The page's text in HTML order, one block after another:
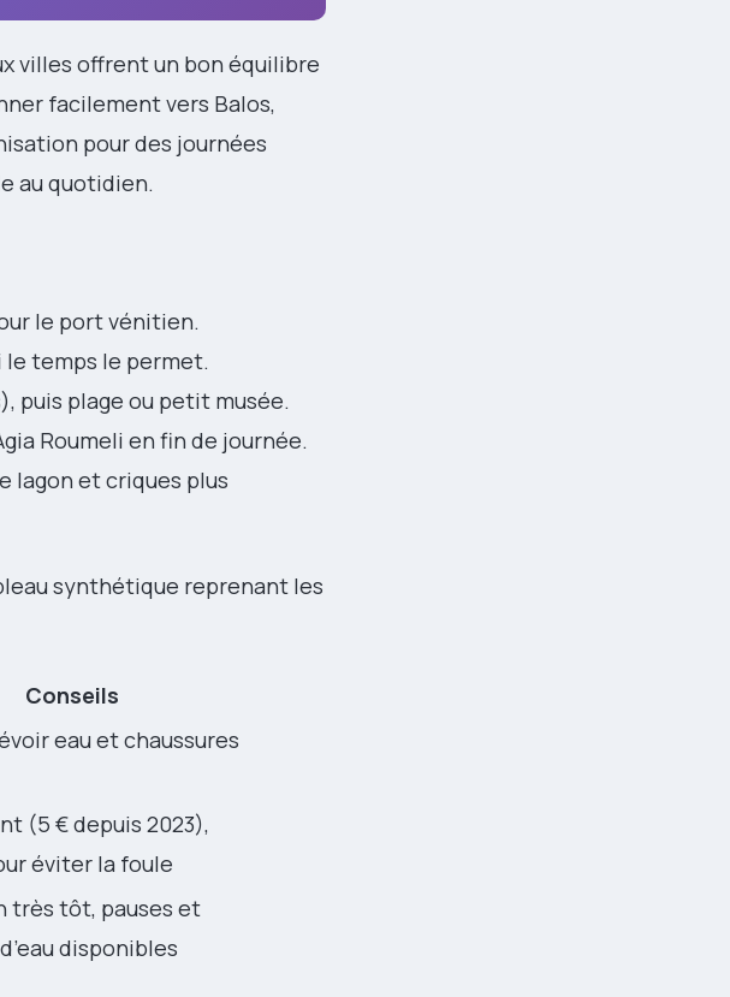
villes offrent un bon équilibre
facilement vers Balos,
pour des journées
au quotidien.
le port vénitien.
le temps le permet.
puis plage ou petit musée.
Roumeli en fin de journée.
lagon et criques plus
synthétique reprenant les
Conseils
eau et chaussures
(5 € depuis 2023),
éviter la foule
très tôt, pauses et
disponibles